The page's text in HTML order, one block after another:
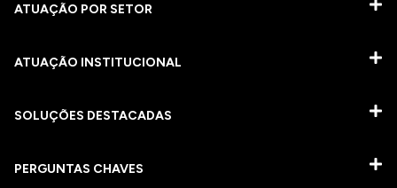
ATUAÇÃO POR SETOR
ATUAÇÃO INSTITUCIONAL
SOLUÇÕES DESTACADAS
PERGUNTAS CHAVES​